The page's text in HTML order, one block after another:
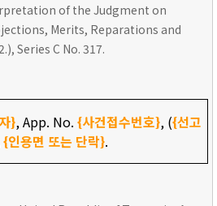
of the Judgment on
Merits, Reparations and
Series C No. 317.
}, App. No. {사건접수번호}, ({선고
{인용면 또는 단락}.